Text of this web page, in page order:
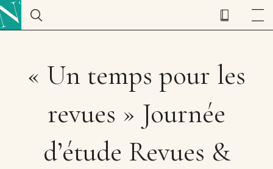
« Un temps pour les
revues » Journée
d’étude Revues &